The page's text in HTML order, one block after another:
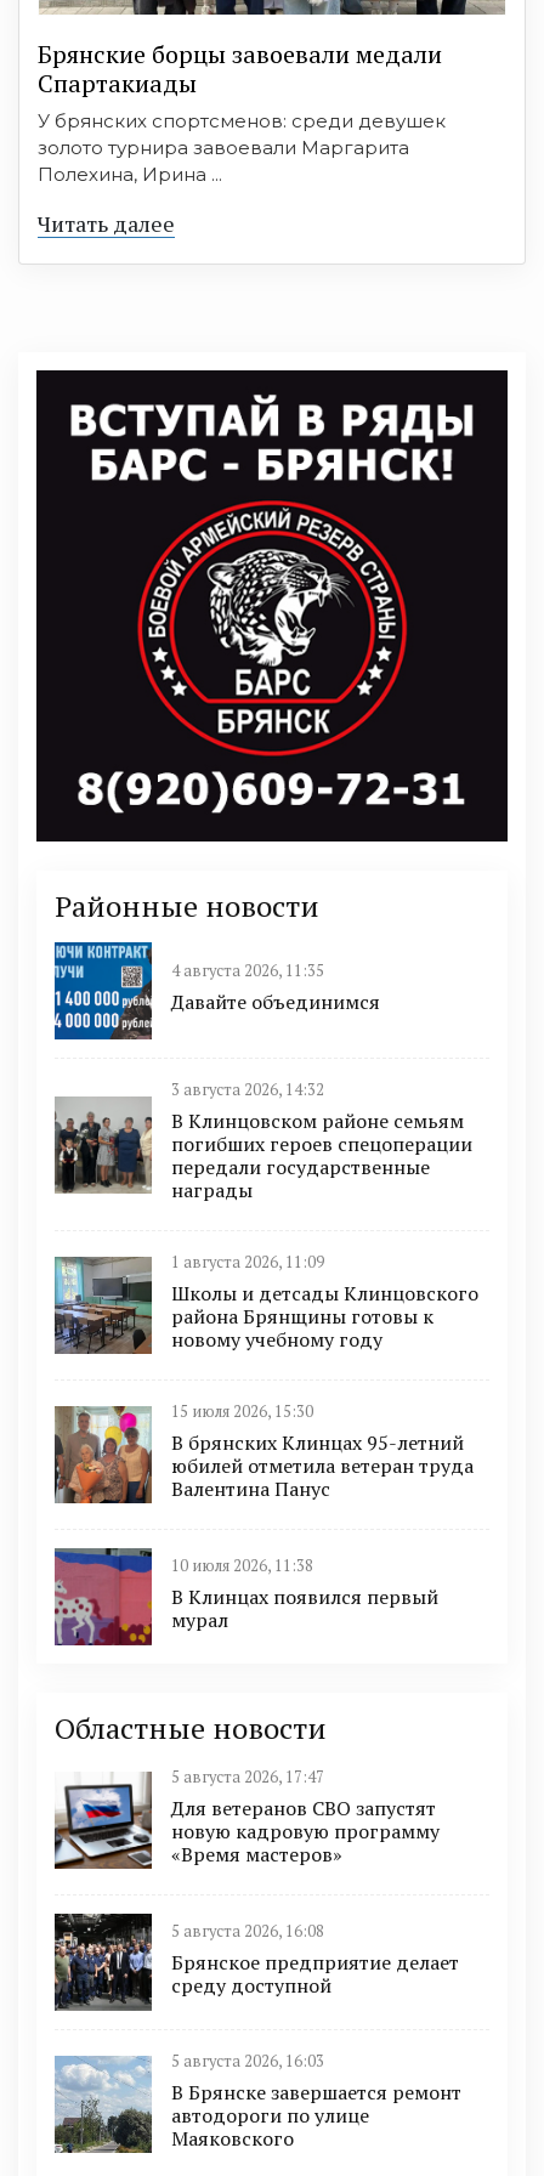
Брянские борцы завоевали медали
Спартакиады
У брянских спортсменов: среди девушек
золото турнира завоевали Маргарита
Полехина, Ирина ...
Читать далее
Районные новости
4 августа 2026, 11:35
Давайте объединимся
3 августа 2026, 14:32
В Клинцовском районе семьям
погибших героев спецоперации
передали государственные
награды
1 августа 2026, 11:09
Школы и детсады Клинцовского
района Брянщины готовы к
новому учебному году
15 июля 2026, 15:30
В брянских Клинцах 95-летний
юбилей отметила ветеран труда
Валентина Панус
10 июля 2026, 11:38
В Клинцах появился первый
мурал
Областные новости
5 августа 2026, 17:47
Для ветеранов СВО запустят
новую кадровую программу
«Время мастеров»
5 августа 2026, 16:08
Брянское предприятие делает
среду доступной
5 августа 2026, 16:03
В Брянске завершается ремонт
автодороги по улице
Маяковского